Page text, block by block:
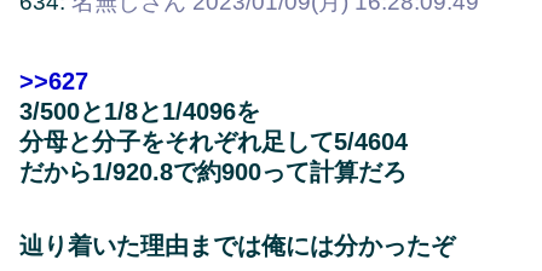
>>627
3/500と1/8と1/4096を
分母と分子をそれぞれ足して5/4604
だから1/920.8で約900って計算だろ
辿り着いた理由までは俺には分かったぞ